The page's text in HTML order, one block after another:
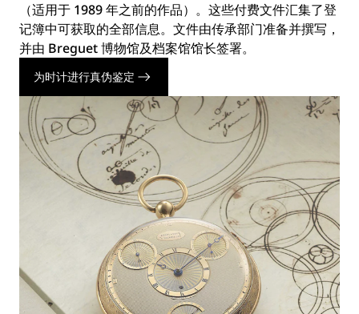
（适用于 1989 年之前的作品）。这些付费文件汇集了登
记簿中可获取的全部信息。文件由传承部门准备并撰写，
并由 Breguet 博物馆及档案馆馆长签署。
为时计进行真伪鉴定